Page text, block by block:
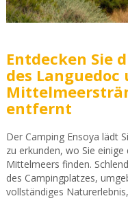
Entdecken Sie
des Languedoc
entfernt
Der Camping Ensoya lädt
zu erkunden, wo Sie
Mittelmeers finden.
des Campingplatzes,
vollständiges